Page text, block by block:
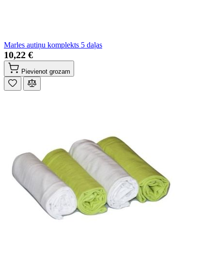
Marles autiņu komplekts 5 daļas
10,22 €
Pievienot grozam